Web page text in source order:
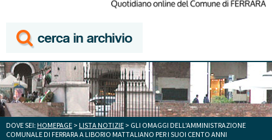
DOVE SEI: HOMEPAGE > LISTA NOTIZIE > GLI OMAGGI DELL'AMMINISTRAZIONE
COMUNALE DI FERRARA A LIBORIO MATTALIANO PER I SUOI CENTO ANNI